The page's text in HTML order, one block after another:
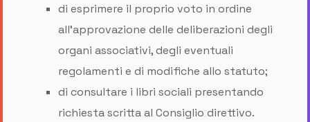
di esprimere il proprio voto in ordine
all’approvazione delle deliberazioni degli
organi associativi, degli eventuali
regolamenti e di modifiche allo statuto;
di consultare i libri sociali presentando
richiesta scritta al Consiglio direttivo.